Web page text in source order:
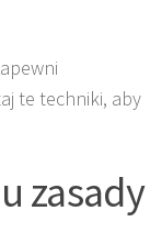
te techniki, aby
zasady